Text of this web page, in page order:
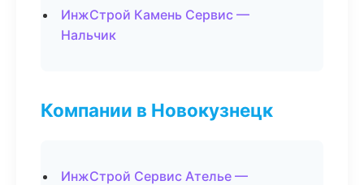
ИнжСтрой Камень Сервис —
Нальчик
Компании в Новокузнецк
ИнжСтрой Сервис Ателье —